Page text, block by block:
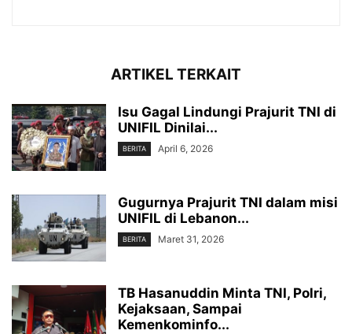
ARTIKEL TERKAIT
Isu Gagal Lindungi Prajurit TNI di
UNIFIL Dinilai...
BERITA April 6, 2026
Gugurnya Prajurit TNI dalam misi
UNIFIL di Lebanon...
BERITA Maret 31, 2026
TB Hasanuddin Minta TNI, Polri,
Kejaksaan, Sampai
Kemenkominfo...